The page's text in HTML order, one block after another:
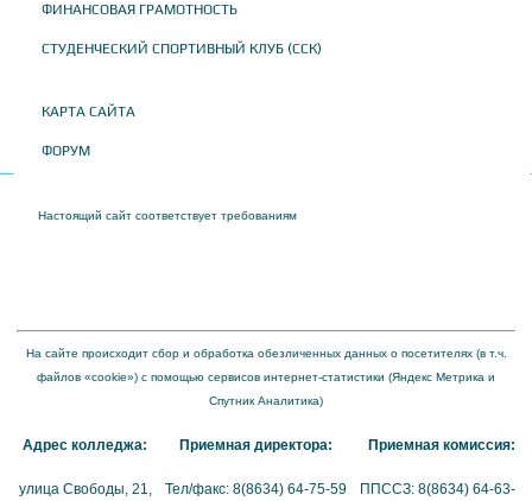
ФИНАНСОВАЯ ГРАМОТНОСТЬ
СТУДЕНЧЕСКИЙ СПОРТИВНЫЙ КЛУБ (ССК)
КАРТА САЙТА
ФОРУМ
Настоящий сайт соответствует требованиям
На сайте происходит сбор и обработка обезличенных данных о посетителях (в т.ч.
файлов «cookie») с помощью сервисов интернет-статистики (Яндекс Метрика и
Спутник Аналитика)
Адрес колледжа:
улица Свободы, 21,
Приемная директора:
Тел/факс: 8(8634) 64-75-59
Приемная комиссия:
ППССЗ: 8(8634) 64-63-